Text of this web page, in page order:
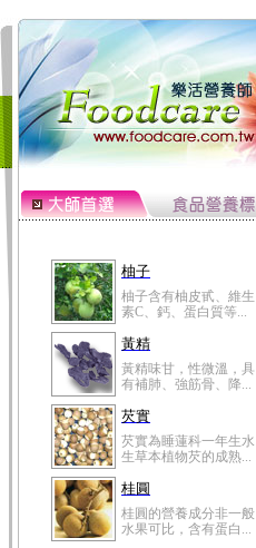
柚子
柚子含有柚皮甙、維生
素C、鈣、蛋白質等...
黃精
黃精味甘，性微溫，具
有補肺、強筋骨、降...
芡實
芡實為睡蓮科一年生水
生草本植物芡的成熟...
桂圓
桂圓的營養成分非一般
水果可比，含有蛋白...